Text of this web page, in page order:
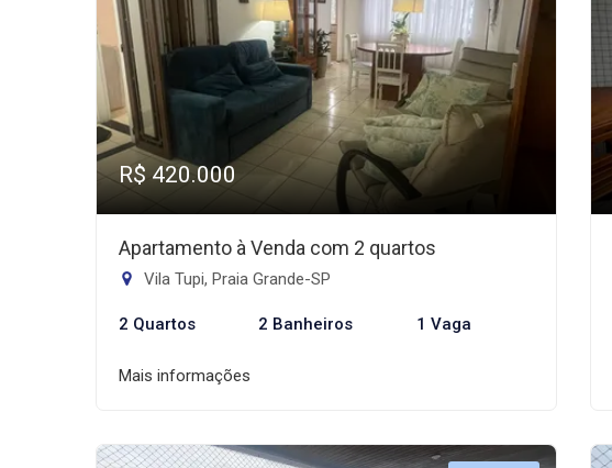
R$ 420.000
Apartamento à Venda com 2 quartos
Vila Tupi, Praia Grande-SP
2 Quartos 2 Banheiros 1 Vaga
Mais informações